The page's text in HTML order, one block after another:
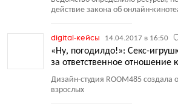
действие закона об онлайн-
digital-кейсы 14.04.2017 в 16:50
«Ну, погодилдо!»: Секс-
за ответственное отношение
Дизайн-студия ROOM485 создала
взрослых